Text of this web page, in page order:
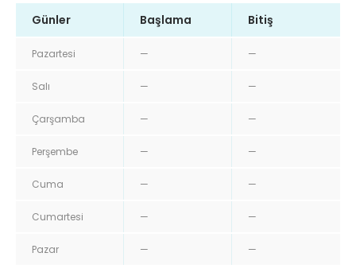
Günler Başlama Bitiş
Pazartesi — —
Salı — —
Çarşamba — —
Perşembe — —
Cuma — —
Cumartesi — —
Pazar — —